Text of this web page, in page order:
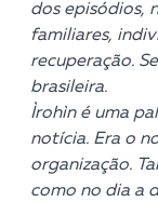
dos episódios,
familiares,
recuperação.
brasileira.
Ìrohìn é uma
notícia. Era o
organização.
como no dia a